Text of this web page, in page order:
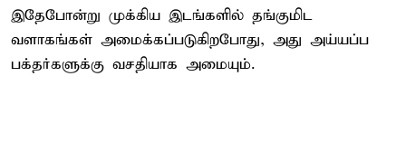
இதேபோன்று முக்கிய இடங்களில் தங்குமிட
வளாகங்கள் அமைக்கப்படுகிறபோது, அது அய்யப்ப
பக்தர்களுக்கு வசதியாக அமையும்.